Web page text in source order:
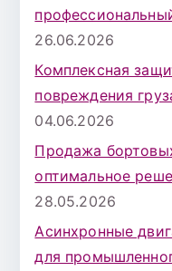
26.06.2026
Комплексная
повреждения
04.06.2026
Продажа
оптимальное
28.05.2026
Асинхронные
для